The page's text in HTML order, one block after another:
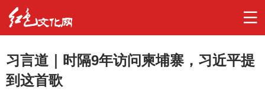
习言道｜时隔9年访问柬埔寨，习近平提
到这首歌